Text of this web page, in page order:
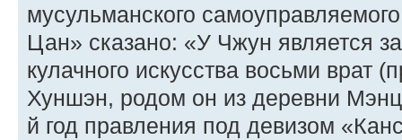
мусульманского
Цан» сказано: «У Чжун является
кулачного искусства восьми врат
Хуншэн, родом он из деревни
й год правления под девизом